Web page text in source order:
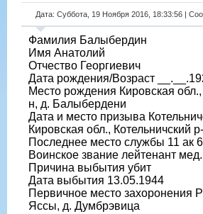
Дата: Суббота, 19 Ноября 2016, 18:33:56 |
Фамилия Балыбердин
Имя Анатолий
Отчество Георгиевич
Дата рождения/Возраст
Место рождения Кировская обл.,
н, д. Балыбердени
Дата и место призыва
Кировская обл., Котельничский
Последнее место службы 11 ак
Воинское звание лейтенант
Причина выбытия убит
Дата выбытия 13.05.1944
Первичное место захоронения
Яссы, д. Думбрэвица